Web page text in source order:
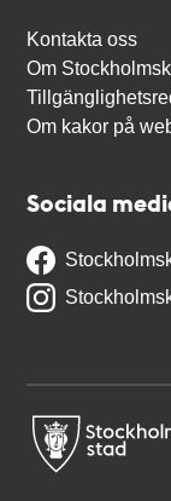
Kontakta oss
Om
Om kakor på
Sociala